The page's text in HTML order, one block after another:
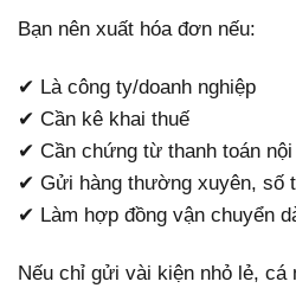
Bạn nên xuất hóa đơn nếu:
✔ Là công ty/doanh nghiệp
✔ Cần kê khai thuế
✔ Cần chứng từ thanh toán nội
✔ Gửi hàng thường xuyên, số
✔ Làm hợp đồng vận chuyển
Nếu chỉ gửi vài kiện nhỏ lẻ, cá